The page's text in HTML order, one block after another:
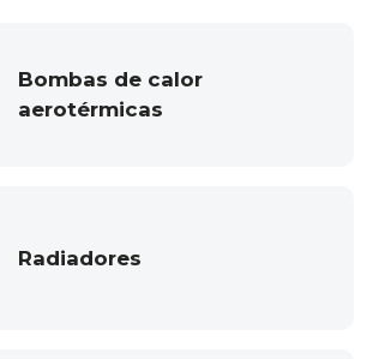
Bombas de calor
aerotérmicas
Radiadores